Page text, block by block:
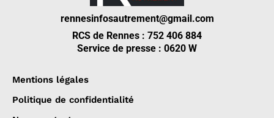
rennesinfosautrement@gmail.com
RCS de Rennes : 752 406 884
Service de presse : 0620 W
Mentions légales
Politique de confidentialité